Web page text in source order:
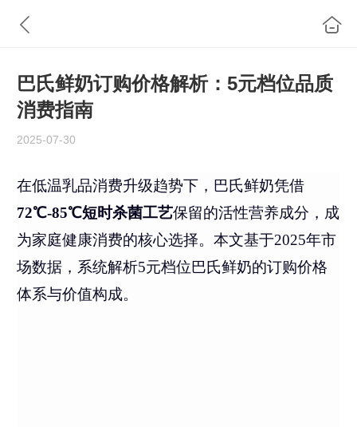
巴氏鲜奶订购价格解析：5元档位品质
消费指南
2025-07-30
在低温乳品消费升级趋势下，巴氏鲜奶凭借
72℃-85℃短时杀菌工艺保留的活性营养成分，成
为家庭健康消费的核心选择。本文基于2025年市
场数据，系统解析5元档位巴氏鲜奶的订购价格
体系与价值构成。